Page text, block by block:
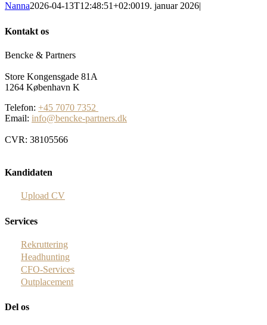
Nanna2026-04-13T12:48:51+02:0019. januar 2026|
Kontakt os
Bencke & Partners
Store Kongensgade 81A
1264 København K
Telefon: +45 7070 7352
Email: info@bencke-partners.dk
CVR: 38105566
Kandidaten
Upload CV
Services
Rekruttering
Headhunting
CFO-Services
Outplacement
Del os